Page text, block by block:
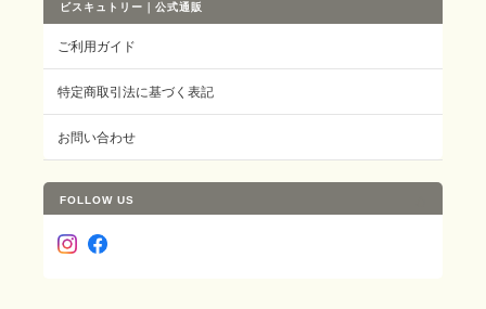
ビスキュトリー｜公式通販
ご利用ガイド
特定商取引法に基づく表記
お問い合わせ
FOLLOW US